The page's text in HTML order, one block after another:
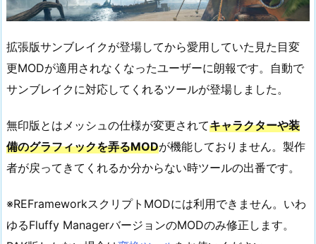
拡張版サンブレイクが登場してから愛用していた見た目変
更MODが適用されなくなったユーザーに朗報です。自動で
サンブレイクに対応してくれるツールが登場しました。
無印版とはメッシュの仕様が変更されてキャラクターや装
備のグラフィックを弄るMODが機能しておりません。製作
者が戻ってきてくれるか分からない時ツールの出番です。
※REFrameworkスクリプトMODには利用できません。いわ
ゆるFluffy ManagerバージョンのMODのみ修正します。